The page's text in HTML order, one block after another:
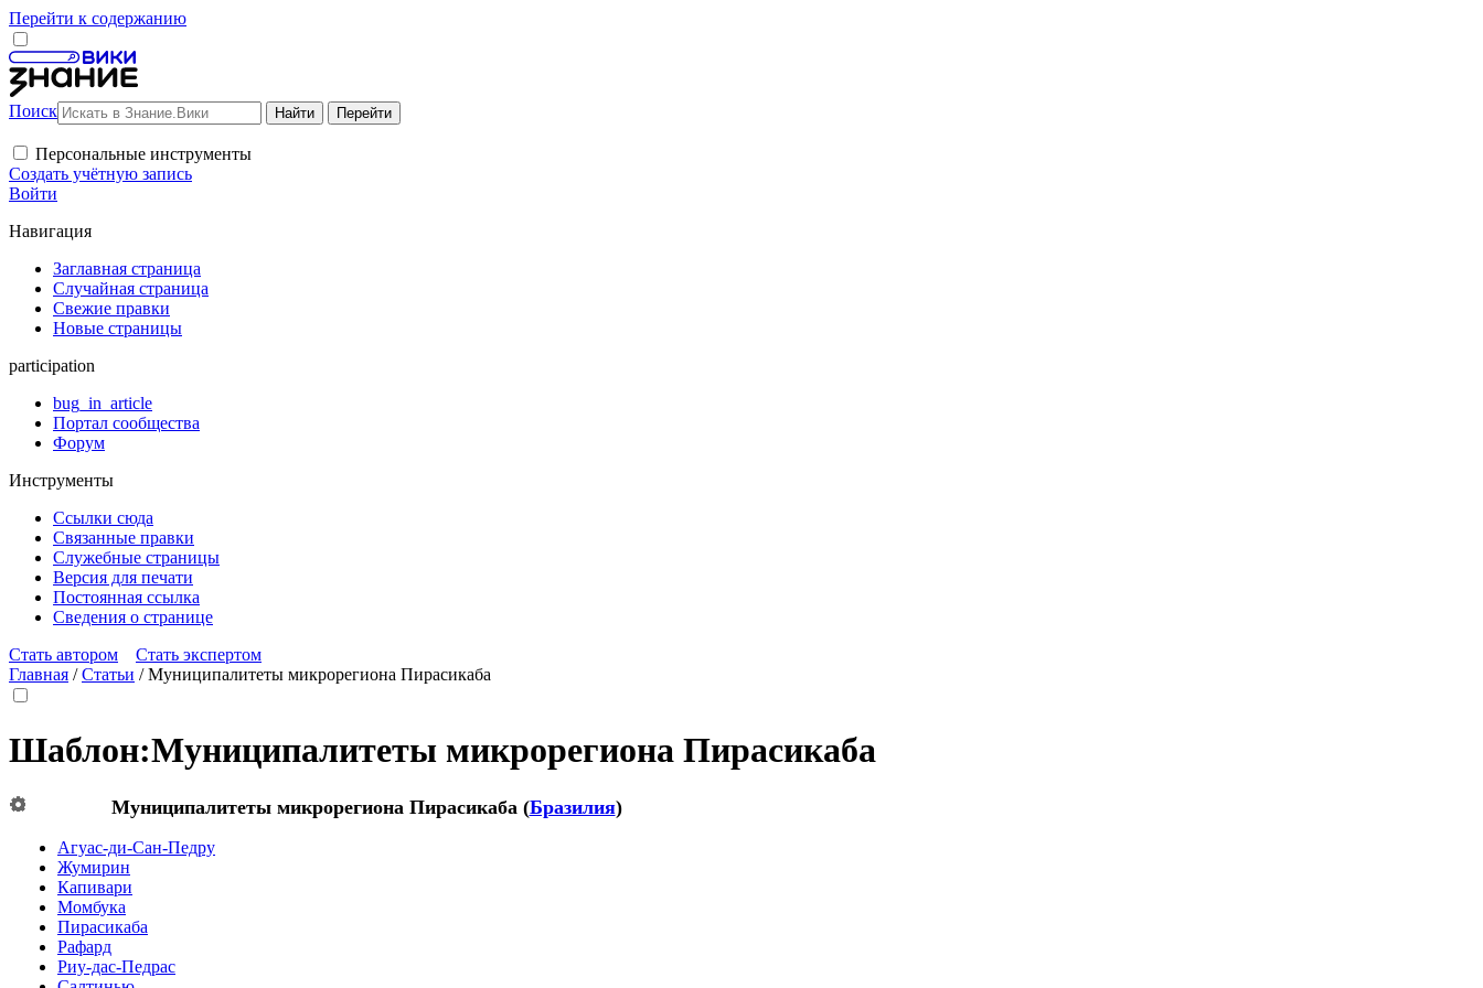
Перейти к содержанию
Поиск
Персональные инструменты
Создать учётную запись
Войти
Навигация
Заглавная страница
Случайная страница
Свежие правки
Новые страницы
participation
bug_in_article
Портал сообщества
Форум
Инструменты
Ссылки сюда
Связанные правки
Служебные страницы
Версия для печати
Постоянная ссылка
Сведения о странице
Стать автором
Стать экспертом
Главная /Статьи /Муниципалитеты микрорегиона Пирасикаба
Шаблон:Муниципалитеты микрорегиона Пирасикаба
Муниципалитеты микрорегиона Пирасикаба (Бразилия)
Агуас-ди-Сан-Педру
Жумирин
Капивари
Момбука
Пирасикаба
Рафард
Риу-дас-Педрас